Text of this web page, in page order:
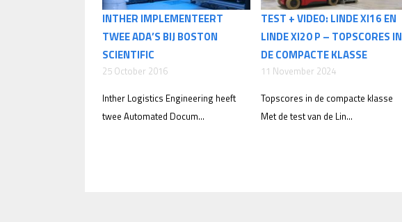
INTHER IMPLEMENTEERT
TWEE ADA’S BIJ BOSTON
SCIENTIFIC
25 October 2016
Inther Logistics Engineering heeft
twee Automated Docum...
TEST + VIDEO: LINDE XI16 EN
LINDE XI20 P – TOPSCORES IN
DE COMPACTE KLASSE
11 November 2024
Topscores in de compacte klasse
Met de test van de Lin...